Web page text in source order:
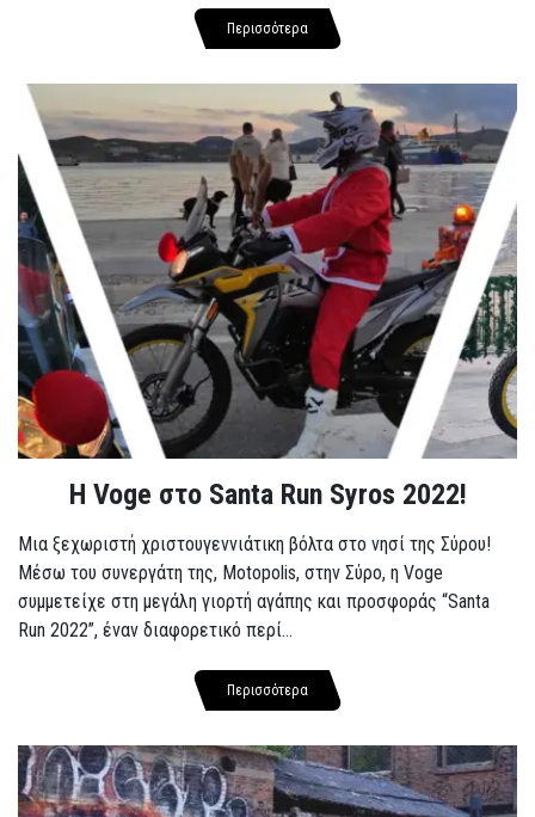
Περισσότερα
Η Voge στο Santa Run Syros 2022!
Μια ξεχωριστή χριστουγεννιάτικη βόλτα στο νησί της Σύρου!
Μέσω του συνεργάτη της, Motopolis, στην Σύρο, η Voge
συμμετείχε στη μεγάλη γιορτή αγάπης και προσφοράς “Santa
Run 2022”, έναν διαφορετικό περί...
Περισσότερα